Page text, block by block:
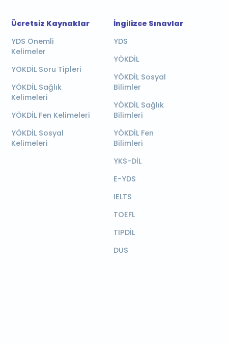
Ücretsiz Kaynaklar
YDS Önemli
Kelimeler
YÖKDİL Soru Tipleri
YÖKDİL Sağlık
Kelimeleri
YÖKDİL Fen Kelimeleri
YÖKDİL Sosyal
Kelimeleri
İngilizce Sınavlar
YDS
YÖKDİL
YÖKDİL Sosyal
Bilimler
YÖKDİL Sağlık
Bilimleri
YÖKDİL Fen
Bilimleri
YKS-DİL
E-YDS
IELTS
TOEFL
TIPDİL
DUS